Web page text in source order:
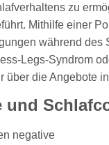
zu
Mithilfe einer
während
Legs-Syndrom
über die Angebote
und
negative